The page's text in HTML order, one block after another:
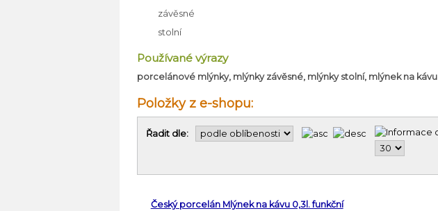
závěsné
stolní
Používané výrazy
porcelánové mlýnky, mlýnky závěsné, mlýnky stolní, mlýnek na kávu
Položky z e-shopu:
Řadit dle:
Český porcelán Mlýnek na kávu 0,3l. funkční